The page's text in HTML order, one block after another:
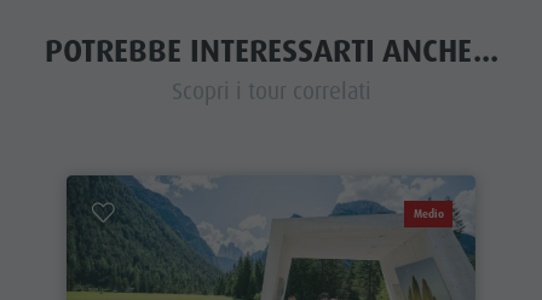
POTREBBE INTERESSARTI ANCHE...
Scopri i tour correlati
Medio